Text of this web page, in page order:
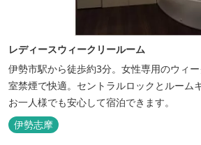
レディースウィークリールーム
伊勢市駅から徒歩約3分。女性専用のウィ
室禁煙で快適。セントラルロックとルーム
お一人様でも安心して宿泊できます。
伊勢志摩